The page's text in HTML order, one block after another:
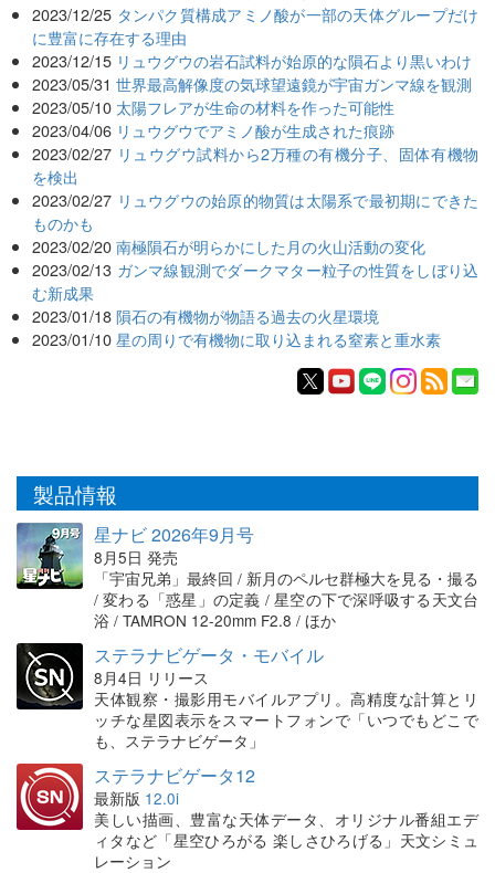
2023/12/25 タンパク質構成アミノ酸が一部の天体グループだけ
に豊富に存在する理由
2023/12/15 リュウグウの岩石試料が始原的な隕石より黒いわけ
2023/05/31 世界最高解像度の気球望遠鏡が宇宙ガンマ線を観測
2023/05/10 太陽フレアが生命の材料を作った可能性
2023/04/06 リュウグウでアミノ酸が生成された痕跡
2023/02/27 リュウグウ試料から2万種の有機分子、固体有機物
を検出
2023/02/27 リュウグウの始原的物質は太陽系で最初期にできた
ものかも
2023/02/20 南極隕石が明らかにした月の火山活動の変化
2023/02/13 ガンマ線観測でダークマター粒子の性質をしぼり込
む新成果
2023/01/18 隕石の有機物が物語る過去の火星環境
2023/01/10 星の周りで有機物に取り込まれる窒素と重水素
製品情報
星ナビ 2026年9月号
8月5日 発売
「宇宙兄弟」最終回 / 新月のペルセ群極大を見る・撮る
/ 変わる「惑星」の定義 / 星空の下で深呼吸する天文台
浴 / TAMRON 12-20mm F2.8 / ほか
ステラナビゲータ・モバイル
8月4日 リリース
天体観察・撮影用モバイルアプリ。高精度な計算とリ
ッチな星図表示をスマートフォンで「いつでもどこで
も、ステラナビゲータ」
ステラナビゲータ12
最新版 12.0i
美しい描画、豊富な天体データ、オリジナル番組エデ
ィタなど「星空ひろがる 楽しさひろげる」天文シミュ
レーション